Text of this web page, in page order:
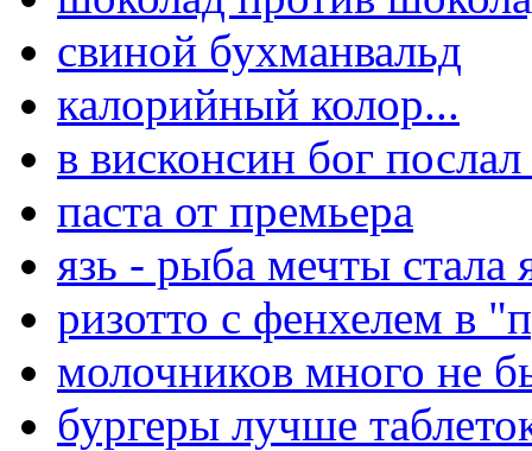
свиной бухманвальд
калорийный колор...
в висконсин бог
паста от премьера
язь - рыба мечты стала
ризотто с фенхелем в
молочников много не
бургеры лучше